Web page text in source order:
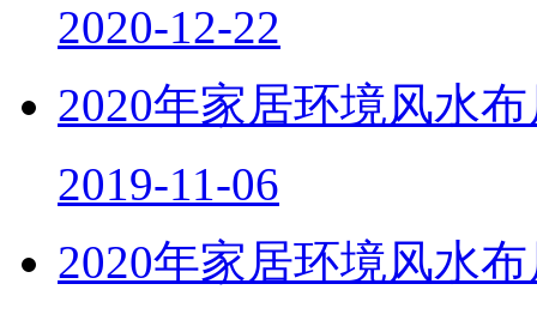
2020-12-22
2020年家居环境风水
2019-11-06
2020年家居环境风水